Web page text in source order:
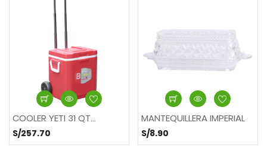
COOLER YETI 31 QT...
S/257.70
MANTEQUILLERA IMPERIAL
S/8.90